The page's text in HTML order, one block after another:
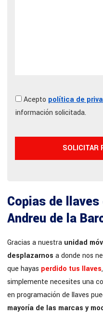
Acepto política de
información solicitada.
Copias de
Andreu de la
Gracias a nuestra unidad
desplazarnos a donde nos
que hayas perdido tus llaves
simplemente necesites una
en programación de llaves
mayoría de las marcas y